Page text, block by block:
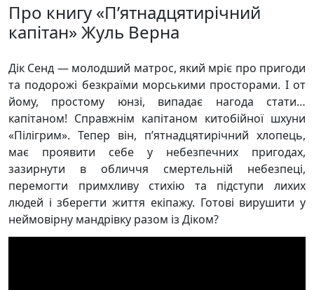
Про книгу «П’ятнадцятирічний
капітан» Жуль Верна
Дік Сенд ― молодший матрос, який мріє про пригоди
та подорожі безкраїми морськими просторами. І от
йому, простому юнзі, випадає нагода стати…
капітаном! Справжнім капітаном китобійної шхуни
«Пілігрим». Тепер він, п’ятнадцятирічний хлопець,
має проявити себе у небезпечних пригодах,
зазирнути в обличчя смертельній небезпеці,
перемогти примхливу стихію та підступи лихих
людей і зберегти життя екіпажу. Готові вирушити у
неймовірну мандрівку разом із Діком?